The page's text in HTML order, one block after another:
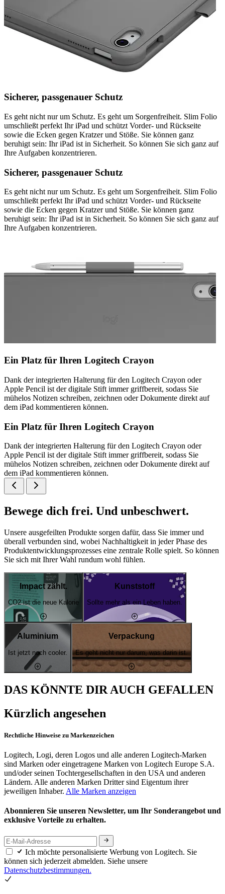
Sicherer, passgenauer Schutz
Es geht nicht nur um Schutz. Es geht um Sorgenfreiheit. Slim Folio
umschließt perfekt Ihr iPad und schützt Vorder- und Rückseite
sowie die Ecken gegen Kratzer und Stöße. Sie können ganz
beruhigt sein: Ihr iPad ist in Sicherheit. So können Sie sich ganz auf
Ihre Aufgaben konzentrieren.
Sicherer, passgenauer Schutz
Es geht nicht nur um Schutz. Es geht um Sorgenfreiheit. Slim Folio
umschließt perfekt Ihr iPad und schützt Vorder- und Rückseite
sowie die Ecken gegen Kratzer und Stöße. Sie können ganz
beruhigt sein: Ihr iPad ist in Sicherheit. So können Sie sich ganz auf
Ihre Aufgaben konzentrieren.
Ein Platz für Ihren Logitech Crayon
Dank der integrierten Halterung für den Logitech Crayon oder
Apple Pencil ist der digitale Stift immer griffbereit, sodass Sie
mühelos Notizen schreiben, zeichnen oder Dokumente direkt auf
dem iPad kommentieren können.
Ein Platz für Ihren Logitech Crayon
Dank der integrierten Halterung für den Logitech Crayon oder
Apple Pencil ist der digitale Stift immer griffbereit, sodass Sie
mühelos Notizen schreiben, zeichnen oder Dokumente direkt auf
dem iPad kommentieren können.
Bewege dich frei. Und unbeschwert.
Unsere ausgefeilten Produkte sorgen dafür, dass Sie immer und
überall verbunden sind, wobei Nachhaltigkeit in jeder Phase des
Produktentwicklungsprozesses eine zentrale Rolle spielt. So können
Sie sich mit Ihrer Wahl rundum wohl fühlen.
Impact zählt.
CO2 ist die neue Kalorie
Kunststoff
Sollte mehr als ein Leben haben.
Aluminium
Ist jetzt noch cooler.
Verpackung
Es geht nicht nur darum, was darin ist.
DAS KÖNNTE DIR AUCH GEFALLEN
Kürzlich angesehen
Rechtliche Hinweise zu Markenzeichen
Logitech, Logi, deren Logos und alle anderen Logitech-Marken
sind Marken oder eingetragene Marken von Logitech Europe S.A.
und/oder seinen Tochtergesellschaften in den USA und anderen
Ländern. Alle anderen Marken Dritter sind Eigentum ihrer
jeweiligen Inhaber. Alle Marken anzeigen
Abonnieren Sie unseren Newsletter, um Ihr Sonderangebot und
exklusive Vorteile zu erhalten.
Ich möchte personalisierte Werbung von Logitech. Sie
können sich jederzeit abmelden. Siehe unsere
Datenschutzbestimmungen.